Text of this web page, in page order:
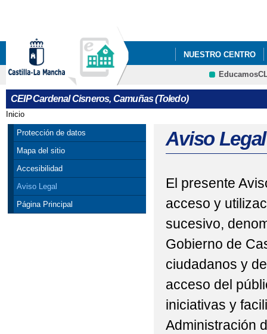
NUESTRO CENTRO
INSTAGRAM
CEIP Cardenal Cisneros, Camuñas (Toledo)
Se encuentra usted aquí
Inicio
Protección de datos
Mapa del sitio
Accesibilidad
Aviso Legal
Página Principal
Aviso Legal
El presente
acceso y
sucesivo,
Gobierno de
ciudadanos y
acceso del
iniciativas y
Administración